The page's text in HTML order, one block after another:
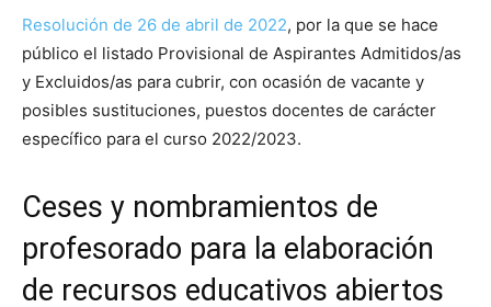
Resolución de 26 de abril de 2022, por la que se hace
público el listado Provisional de Aspirantes Admitidos/as
y Excluidos/as para cubrir, con ocasión de vacante y
posibles sustituciones, puestos docentes de carácter
específico para el curso 2022/2023.
Ceses y nombramientos de
profesorado para la elaboración
de recursos educativos abiertos